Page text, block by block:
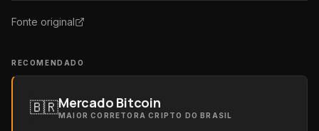
Fonte original
RECOMENDADO
🇧🇷Mercado Bitcoin
MAIOR CORRETORA CRIPTO DO BRASIL